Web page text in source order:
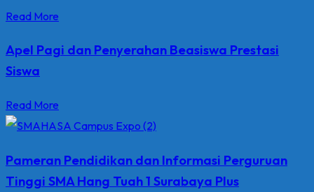
Read More
Apel Pagi dan Penyerahan Beasiswa Prestasi
Siswa
Read More
Pameran Pendidikan dan Informasi Perguruan
Tinggi SMA Hang Tuah 1 Surabaya Plus